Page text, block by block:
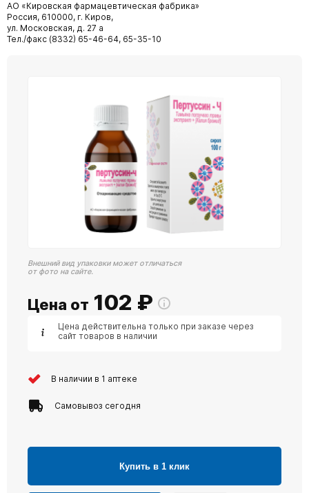
АО «Кировская фармацевтическая фабрика»
Россия, 610000, г. Киров,
ул. Московская, д. 27 а
Тел./факс (8332) 65-46-64, 65-35-10
Внешний вид упаковки может отличаться
от фото на сайте.
Цена от 102 ₽
Цена действительна только при заказе через
сайт товаров в наличии
В наличии в 1 аптеке
Самовывоз сегодня
Купить в 1 клик